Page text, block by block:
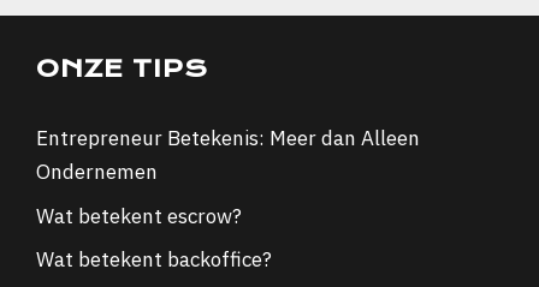
ONZE TIPS
Entrepreneur Betekenis: Meer dan Alleen
Ondernemen
Wat betekent escrow?
Wat betekent backoffice?